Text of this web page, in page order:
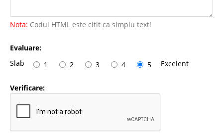
Nota: Codul HTML este citit ca simplu text!
Evaluare:
Slab
1 2 3 4 5 Excelent
Verificare: